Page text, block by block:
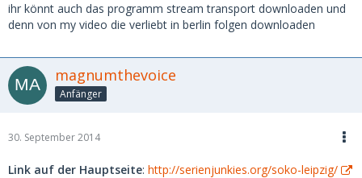
ihr könnt auch das programm stream transport downloaden und
denn von my video die verliebt in berlin folgen downloaden
magnumthevoice
Anfänger
30. September 2014
Link auf der Hauptseite: http://serienjunkies.org/soko-leipzig/